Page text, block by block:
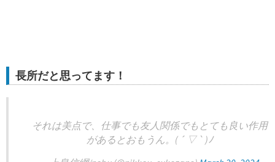
長所だと思ってます！
それは美点で、仕事でも友人関係でもとても良い作用
があるとおもうん。( ´ ▽ ` )ﾉ